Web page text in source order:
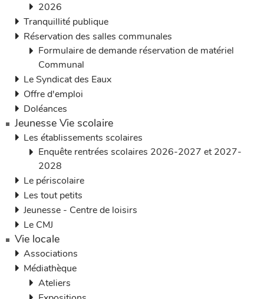
2026
Tranquillité publique
Réservation des salles communales
Formulaire de demande réservation de matériel
Communal
Le Syndicat des Eaux
Offre d'emploi
Doléances
Jeunesse Vie scolaire
Les établissements scolaires
Enquête rentrées scolaires 2026-2027 et 2027-
2028
Le périscolaire
Les tout petits
Jeunesse - Centre de loisirs
Le CMJ
Vie locale
Associations
Médiathèque
Ateliers